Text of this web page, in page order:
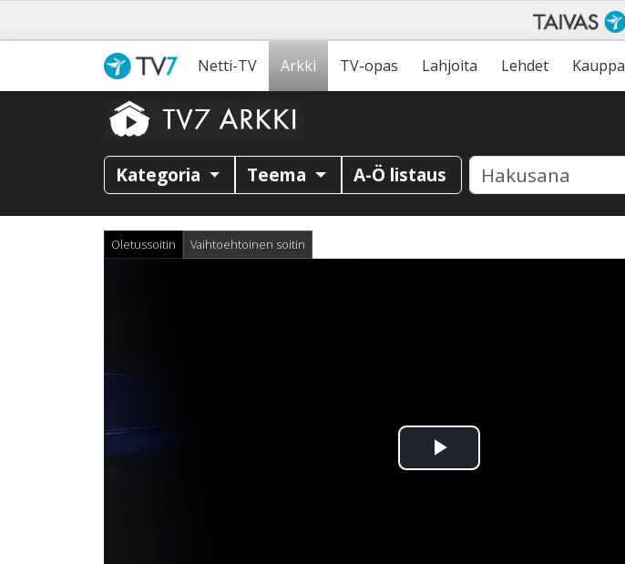
Netti-TV Arkki TV-opas Lahjoita Lehdet Kauppa
Kategoria Teema A-Ö listaus
Oletussoitin Vaihtoehtoinen soitin
Toista